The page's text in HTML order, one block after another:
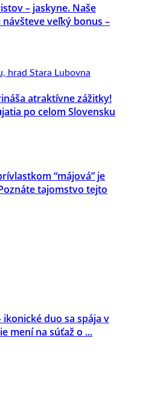
– jaskyne. Naše
veľký bonus –
atraktívne zážitky!
po celom Slovensku
“májová” je
tajomstvo tejto
ikonické duo sa spája v
mení na súťaž o ...